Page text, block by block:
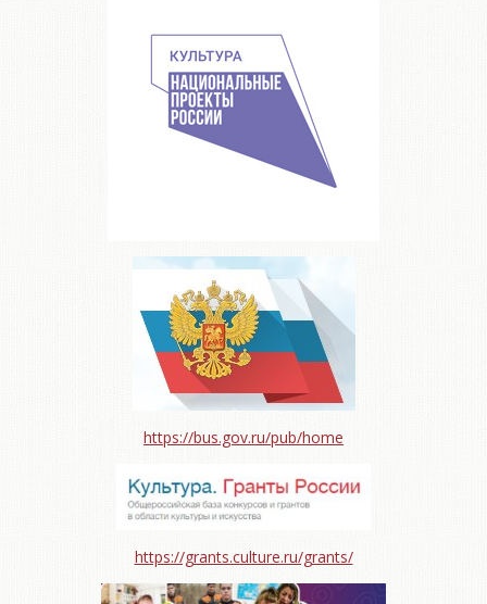
https://bus.gov.ru/pub/home
https://grants.culture.ru/grants/